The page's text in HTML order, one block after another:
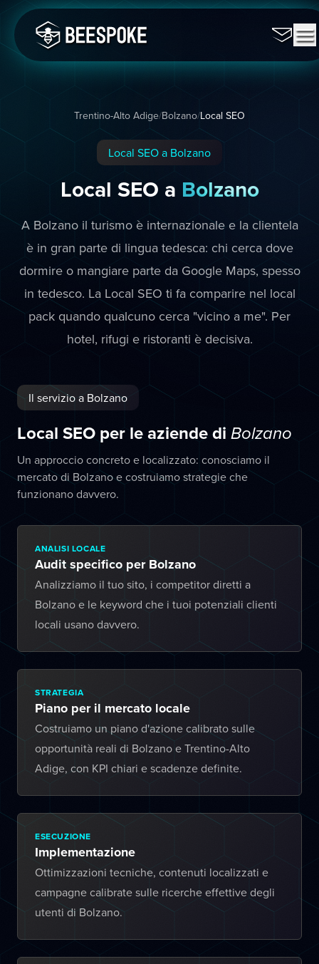
Trentino-Alto Adige/Bolzano/Local SEO
Local SEO a Bolzano
Local SEO a Bolzano
A Bolzano il turismo è internazionale e la clientela
è in gran parte di lingua tedesca: chi cerca dove
dormire o mangiare parte da Google Maps, spesso
in tedesco. La Local SEO ti fa comparire nel local
pack quando qualcuno cerca "vicino a me". Per
hotel, rifugi e ristoranti è decisiva.
Il servizio a Bolzano
Local SEO per le aziende di Bolzano
Un approccio concreto e localizzato: conosciamo il
mercato di Bolzano e costruiamo strategie che
funzionano davvero.
ANALISI LOCALE
Audit specifico per Bolzano
Analizziamo il tuo sito, i competitor diretti a
Bolzano e le keyword che i tuoi potenziali clienti
locali usano davvero.
STRATEGIA
Piano per il mercato locale
Costruiamo un piano d'azione calibrato sulle
opportunità reali di Bolzano e Trentino-Alto
Adige, con KPI chiari e scadenze definite.
ESECUZIONE
Implementazione
Ottimizzazioni tecniche, contenuti localizzati e
campagne calibrate sulle ricerche effettive degli
utenti di Bolzano.